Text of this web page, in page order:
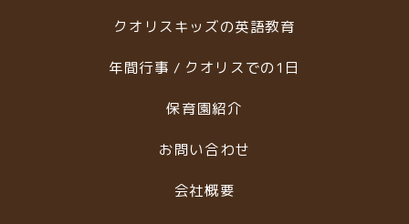
クオリスキッズの英語教育
年間行事 / クオリスでの1日
保育園紹介
お問い合わせ
会社概要